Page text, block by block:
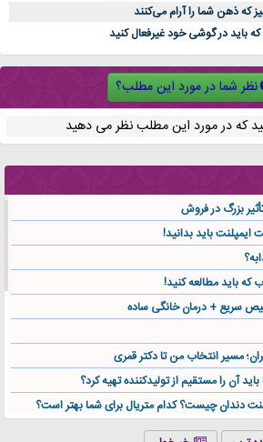
نظر شما در مورد این مطلب؟
که در مورد این مطلب نظر می دهید
بزرگ در فروش
باید مطالعه کنید!
سریع + درمان خانگی ساده
مسیر انتخاب من تا دکتر قمری
آن را مستقیم از تولیدکننده تهیه کرد؟
دندان چیست؟ کدام متریال برای شما بهتر است؟
پر سود و رو‌ به‌ رشد در بازار ایران